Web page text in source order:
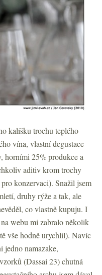
kalíšku trochu teplého
vína, vlastní degustace
horními 25% produkce a
aditiv krom trochy
konzervaci). Snažil jsem
druhy rýže a tak, ale
co vlastně kupuju. I
webu mi zabralo několik
vše hodně urychlil). Navíc
jedno namazake,
(Dassai 23) chutná